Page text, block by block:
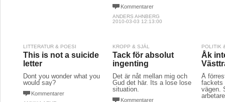
Kommentarer
ANDERS AHNBERG
2010-03-03 12:13:00
LITTERATUR & POESI
This is not a suicide
letter
Dont you wonder what you
would say?
Kommentarer
KROPP & SJÄL
Tack för absolut
ingenting
Det är nåt mellan mig och
Gud det här. Its a lose lose
situation.
Kommentarer
POLITIK
Åk
Å
fackets
vägen.